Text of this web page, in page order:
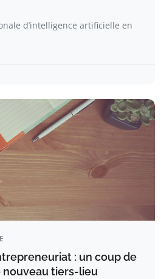
d’intelligence artificielle en
: un coup de
tiers-lieu